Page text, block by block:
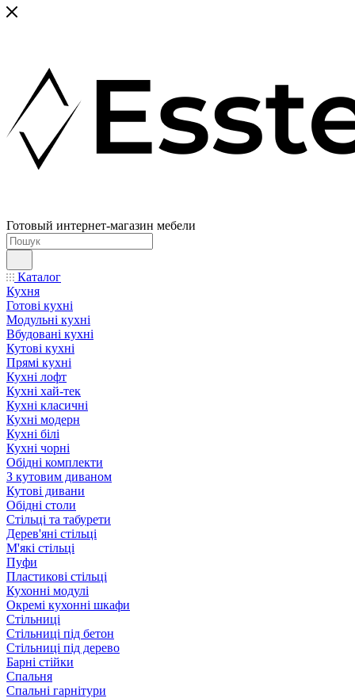
Готовый интернет-магазин мебели
Каталог
Кухня
Готові кухні
Модульні кухні
Вбудовані кухні
Кутові кухні
Прямі кухні
Кухні лофт
Кухні хай-тек
Кухні класичні
Кухні модерн
Кухні білі
Кухні чорні
Обідні комплекти
З кутовим диваном
Кутові дивани
Обідні столи
Стільці та табурети
Дерев'яні стільці
М'які стільці
Пуфи
Пластикові стільці
Кухонні модулі
Окремі кухонні шкафи
Стільниці
Стільниці під бетон
Стільниці під дерево
Барні стійки
Спальня
Спальні гарнітури